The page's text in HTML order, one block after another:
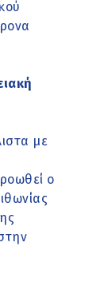
με
ο